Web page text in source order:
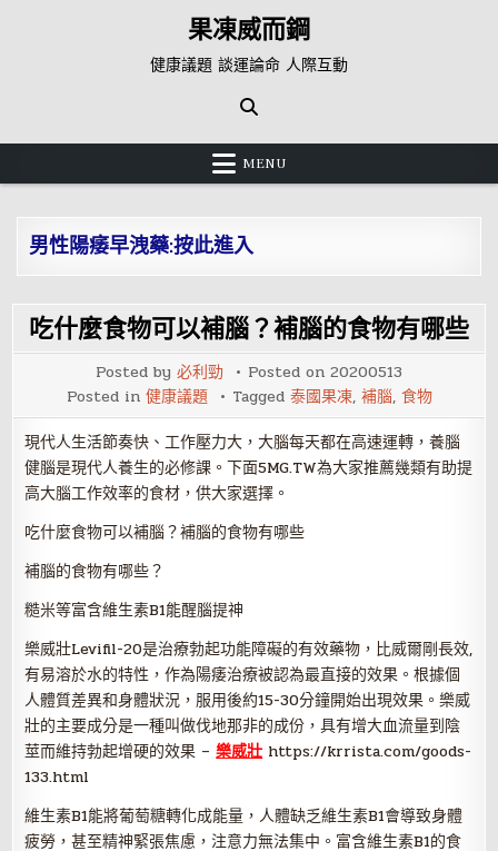
果凍威而鋼
健康議題 談運論命 人際互動
MENU
男性陽痿早洩藥:按此進入
吃什麼食物可以補腦？補腦的食物有哪些
Posted by 必利勁 Posted on 20200513
Posted in 健康議題 Tagged 泰國果凍, 補腦, 食物
現代人生活節奏快、工作壓力大，大腦每天都在高速運轉，養腦
健腦是現代人養生的必修課。下面5MG.TW為大家推薦幾類有助提
高大腦工作效率的食材，供大家選擇。
吃什麼食物可以補腦？補腦的食物有哪些
補腦的食物有哪些？
糙米等富含維生素B1能醒腦提神
樂威壯Levifil-20是治療勃起功能障礙的有效藥物，比威爾剛長效,
有易溶於水的特性，作為陽痿治療被認為最直接的效果。根據個
人體質差異和身體狀況，服用後約15-30分鐘開始出現效果。樂威
壯的主要成分是一種叫做伐地那非的成份，具有增大血流量到陰
莖而維持勃起增硬的效果 –樂威壯 https://krrista.com/goods-
133.html
維生素B1能將葡萄糖轉化成能量，人體缺乏維生素B1會導致身體
疲勞，甚至精神緊張焦慮，注意力無法集中。富含維生素B1的食